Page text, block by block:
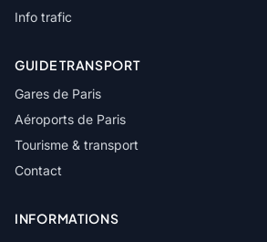
Info trafic
GUIDE TRANSPORT
Gares de Paris
Aéroports de Paris
Tourisme & transport
Contact
INFORMATIONS